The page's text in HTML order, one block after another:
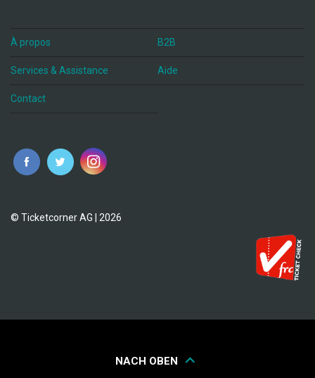
À propos B2B
Services & Assistance Aide
Contact
fr
© Ticketcorner AG | 2026
NACH OBEN